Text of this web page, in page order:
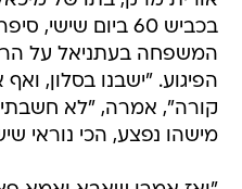
בכביש 60 ביום
המשפחה בעתניאל על
הפיגוע. "ישבנו בסלון,
קורה", אמרה, "לא חשבתי
מישהו נפצע, הכי נוראי